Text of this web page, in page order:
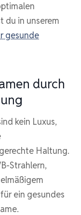
du in unserem
gesunde
durch
kein Luxus,
Haltung.
Strahlern,
ein gesundes